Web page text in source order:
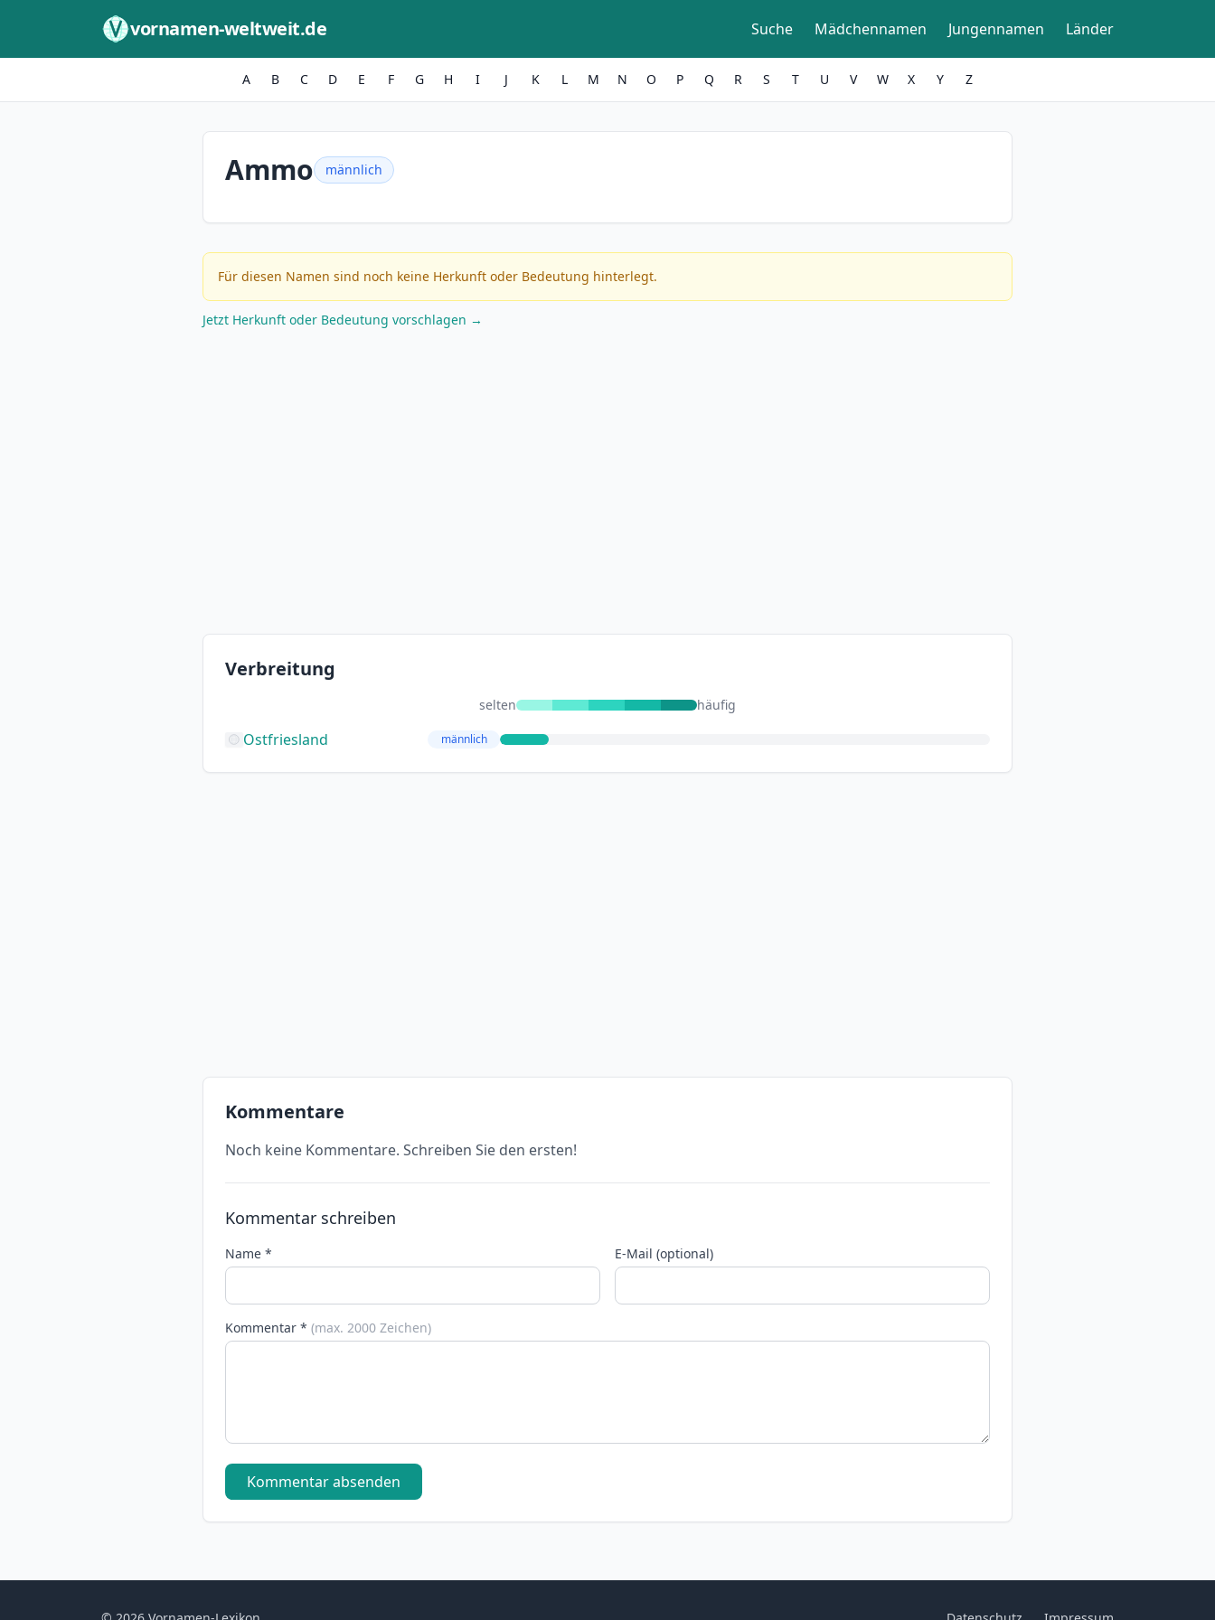
vornamen-weltweit.de Suche Mädchennamen Jungennamen Länder
A B C D E F G H I J K L M N O P Q R S T U V W X Y Z
Ammo männlich
Für diesen Namen sind noch keine Herkunft oder Bedeutung hinterlegt.
Jetzt Herkunft oder Bedeutung vorschlagen →
Verbreitung
selten häufig
Ostfriesland männlich
Kommentare
Noch keine Kommentare. Schreiben Sie den ersten!
Kommentar schreiben
Name * E-Mail (optional)
Kommentar * (max. 2000 Zeichen)
Kommentar absenden